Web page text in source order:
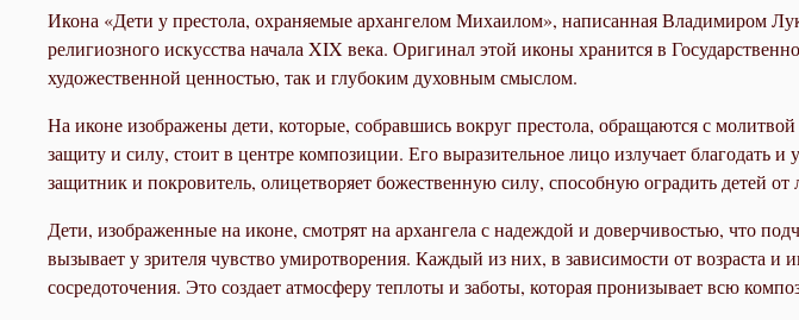
Икона «Дети у престола, охраняемые архангелом Михаилом», написанная Владимиром
религиозного искусства начала XIX века. Оригинал этой иконы хранится в
художественной ценностью, так и глубоким духовным смыслом.
На иконе изображены дети, которые, собравшись вокруг престола, обращаются с
защиту и силу, стоит в центре композиции. Его выразительное лицо излучает
защитник и покровитель, олицетворяет божественную силу, способную оградить детей
Дети, изображенные на иконе, смотрят на архангела с надеждой и доверчивостью, что
вызывает у зрителя чувство умиротворения. Каждый из них, в зависимости от возраста
сосредоточения. Это создает атмосферу теплоты и заботы, которая пронизывает всю